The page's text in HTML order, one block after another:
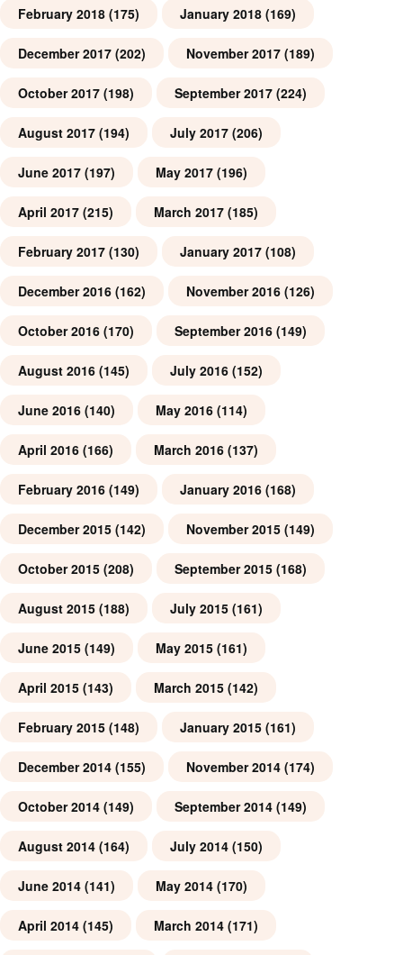
February 2018 (175) January 2018 (169)
December 2017 (202) November 2017 (189)
October 2017 (198) September 2017 (224)
August 2017 (194) July 2017 (206)
June 2017 (197) May 2017 (196)
April 2017 (215) March 2017 (185)
February 2017 (130) January 2017 (108)
December 2016 (162) November 2016 (126)
October 2016 (170) September 2016 (149)
August 2016 (145) July 2016 (152)
June 2016 (140) May 2016 (114)
April 2016 (166) March 2016 (137)
February 2016 (149) January 2016 (168)
December 2015 (142) November 2015 (149)
October 2015 (208) September 2015 (168)
August 2015 (188) July 2015 (161)
June 2015 (149) May 2015 (161)
April 2015 (143) March 2015 (142)
February 2015 (148) January 2015 (161)
December 2014 (155) November 2014 (174)
October 2014 (149) September 2014 (149)
August 2014 (164) July 2014 (150)
June 2014 (141) May 2014 (170)
April 2014 (145) March 2014 (171)